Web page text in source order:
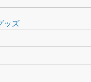
ッズ